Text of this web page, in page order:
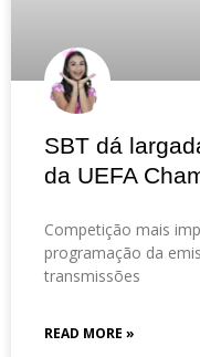
SBT dá
da UEFA
Competição mais
programação da
transmissões
READ MORE »